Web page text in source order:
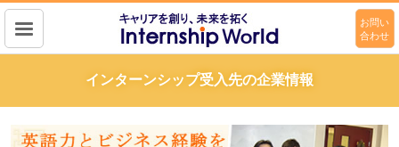
キャリアを作り、未来を拓く
Intership wolrd
お問い
合わせ
インターンシップ受入先の企業情報